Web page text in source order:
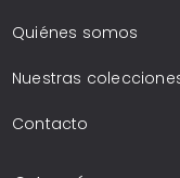
Quiénes somos
Nuestras
Contacto